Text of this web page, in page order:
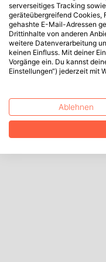
serverseitiges Tracking
geräteübergreifend Cookies,
gehashte E-Mail-Adressen
Drittinhalte von anderen
weitere Datenverarbeitung
keinen Einfluss. Mit deiner
Vorgänge ein. Du kannst
Einstellungen“) jederzeit mit
Ablehnen